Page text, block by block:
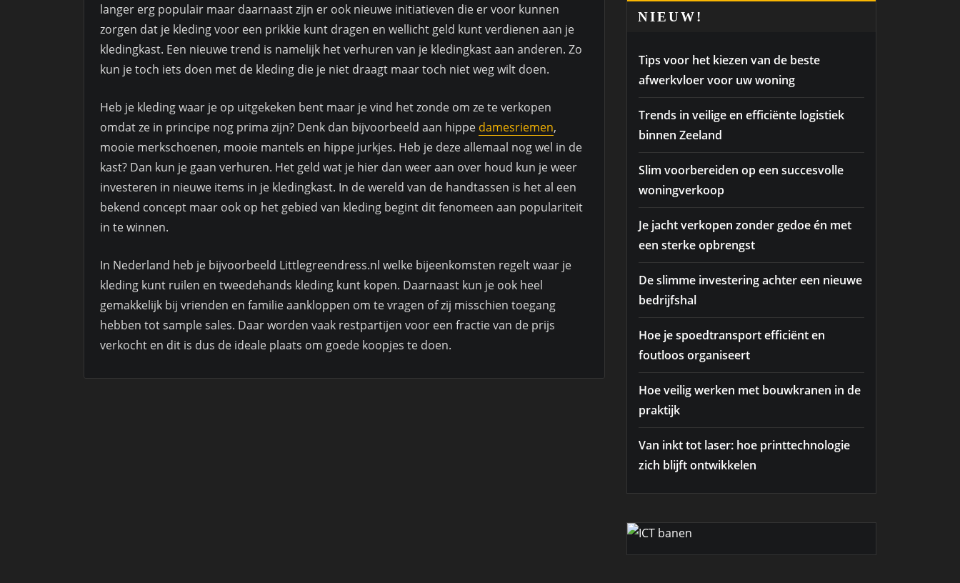
langer erg populair maar daarnaast zijn er ook nieuwe initiatieven die er voor kunnen
zorgen dat je kleding voor een prikkie kunt dragen en wellicht geld kunt verdienen aan je
kledingkast. Een nieuwe trend is namelijk het verhuren van je kledingkast aan anderen. Zo
kun je toch iets doen met de kleding die je niet draagt maar toch niet weg wilt doen.
Heb je kleding waar je op uitgekeken bent maar je vind het zonde om ze te verkopen
omdat ze in principe nog prima zijn? Denk dan bijvoorbeeld aan hippe damesriemen,
mooie merkschoenen, mooie mantels en hippe jurkjes. Heb je deze allemaal nog wel in de
kast? Dan kun je gaan verhuren. Het geld wat je hier dan weer aan over houd kun je weer
investeren in nieuwe items in je kledingkast. In de wereld van de handtassen is het al een
bekend concept maar ook op het gebied van kleding begint dit fenomeen aan populariteit
in te winnen.
In Nederland heb je bijvoorbeeld Littlegreendress.nl welke bijeenkomsten regelt waar je
kleding kunt ruilen en tweedehands kleding kunt kopen. Daarnaast kun je ook heel
gemakkelijk bij vrienden en familie aankloppen om te vragen of zij misschien toegang
hebben tot sample sales. Daar worden vaak restpartijen voor een fractie van de prijs
verkocht en dit is dus de ideale plaats om goede koopjes te doen.
NIEUW!
Tips voor het kiezen van de beste
afwerkvloer voor uw woning
Trends in veilige en efficiënte logistiek
binnen Zeeland
Slim voorbereiden op een succesvolle
woningverkoop
Je jacht verkopen zonder gedoe én met
een sterke opbrengst
De slimme investering achter een nieuwe
bedrijfshal
Hoe je spoedtransport efficiënt en
foutloos organiseert
Hoe veilig werken met bouwkranen in de
praktijk
Van inkt tot laser: hoe printtechnologie
zich blijft ontwikkelen